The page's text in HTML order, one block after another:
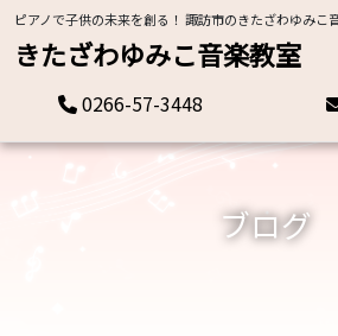
ピアノで子供の未来を創る！ 諏訪市のきたざわゆみこ
きたざわゆみこ音楽教室
0266-57-3448
ブログ